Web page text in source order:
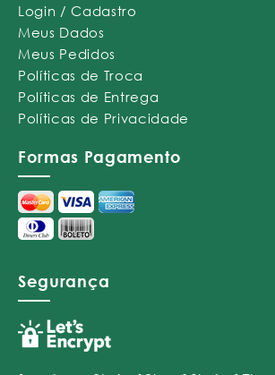
Login / Cadastro
Meus Dados
Meus Pedidos
Políticas de Troca
Políticas de Entrega
Políticas de Privacidade
Formas Pagamento
Segurança